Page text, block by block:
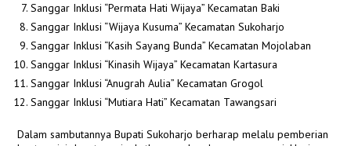
Sanggar Inklusi “Permata Hati Wijaya” Kecamatan Baki
Sanggar Inklusi “Wijaya Kusuma” Kecamatan Sukoharjo
Sanggar Inklusi “Kasih Sayang Bunda” Kecamatan Mojolaban
Sanggar Inklusi “Kinasih Wijaya” Kecamatan Kartasura
Sanggar Inklusi “Anugrah Aulia” Kecamatan Grogol
Sanggar Inklusi “Mutiara Hati” Kecamatan Tawangsari
Dalam sambutannya Bupati Sukoharjo berharap melalu pemberian